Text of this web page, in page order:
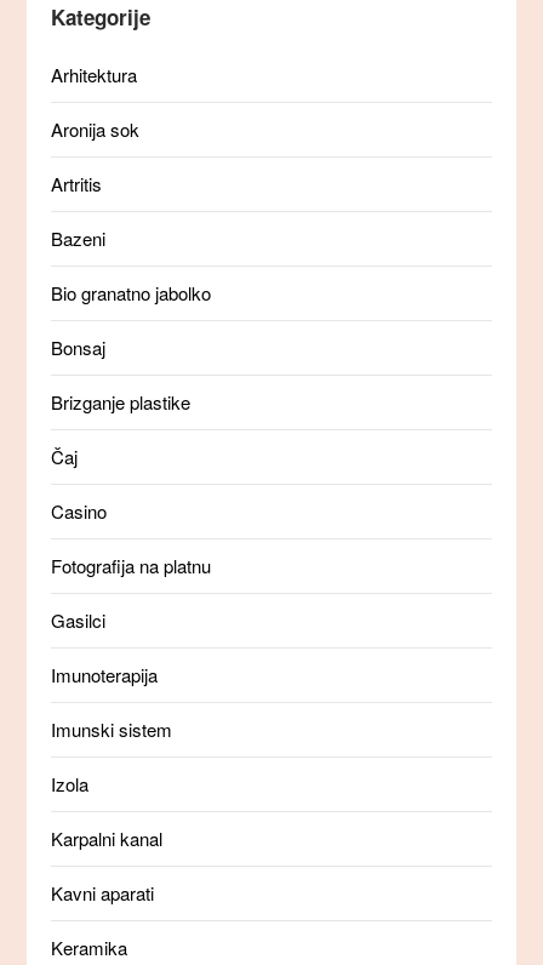
Kategorije
Arhitektura
Aronija sok
Artritis
Bazeni
Bio granatno jabolko
Bonsaj
Brizganje plastike
Čaj
Casino
Fotografija na platnu
Gasilci
Imunoterapija
Imunski sistem
Izola
Karpalni kanal
Kavni aparati
Keramika